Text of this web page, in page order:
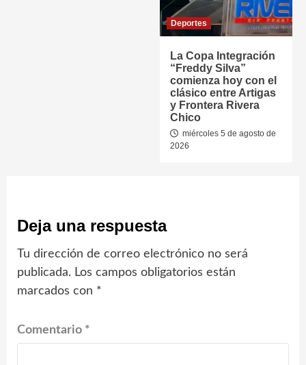
Deportes
La Copa Integración
“Freddy Silva”
comienza hoy con el
clásico entre Artigas
y Frontera Rivera
Chico
miércoles 5 de agosto de
2026
Deja una respuesta
Tu dirección de correo electrónico no será
publicada. Los campos obligatorios están
marcados con *
Comentario *